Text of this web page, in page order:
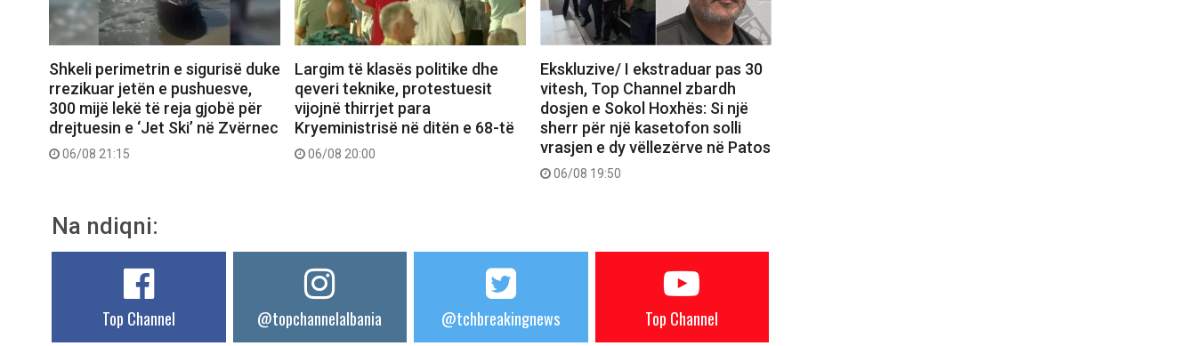
Shkeli perimetrin e sigurisë duke
rrezikuar jetën e pushuesve,
300 mijë lekë të reja gjobë për
drejtuesin e ‘Jet Ski’ në Zvërnec
06/08 21:15
Largim të klasës politike dhe
qeveri teknike, protestuesit
vijojnë thirrjet para
Kryeministrisë në ditën e 68-të
06/08 20:00
Ekskluzive/ I ekstraduar pas 30
vitesh, Top Channel zbardh
dosjen e Sokol Hoxhës: Si një
sherr për një kasetofon solli
vrasjen e dy vëllezërve në Patos
06/08 19:50
Na ndiqni:
Top Channel @topchannelalbania @tchbreakingnews Top Channel